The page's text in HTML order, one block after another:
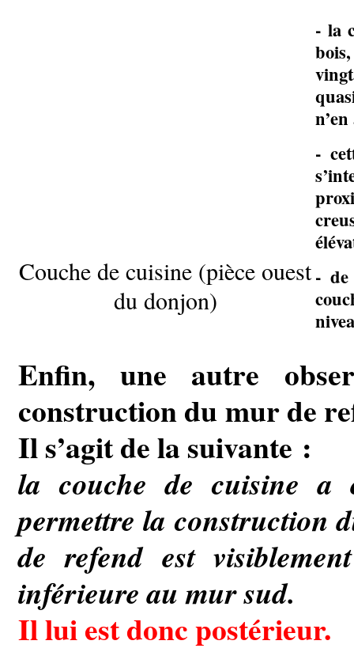
- la
-
- de
Couche de cuisine (pièce ouest
du donjon)
Enfin, une autre
construction du mur de
Il s’agit de la suivante :
la couche de cuisine a
permettre la construction
de refend est
inférieure au mur sud.
Il lui est donc postérieur.